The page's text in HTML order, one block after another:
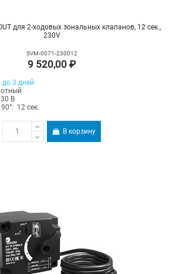
для 2-ходовых зональных клапанов, 12 сек.,
230V
SVM-0071-230012
9 520,00 ₽
до 3 дней
В
12 сек.
В корзину